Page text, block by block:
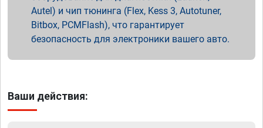
Autel) и чип тюнинга (Flex, Kess 3, Autotuner,
Bitbox, PCMFlash), что гарантирует
безопасность для электроники вашего авто.
Ваши действия: